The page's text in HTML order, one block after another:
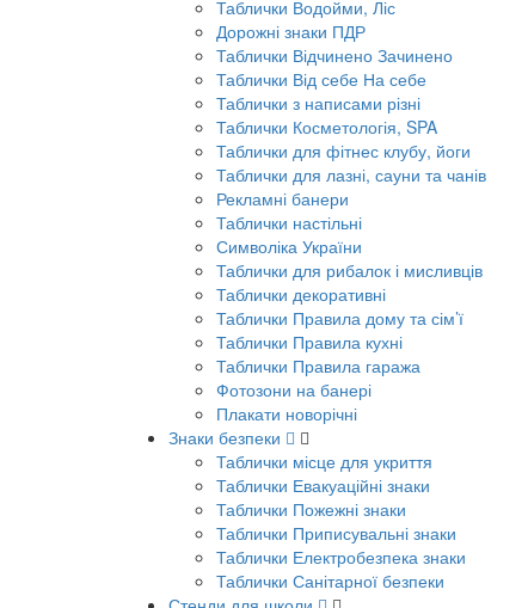
Таблички Водойми, Ліс
Дорожні знаки ПДР
Таблички Відчинено Зачинено
Таблички Від себе На себе
Таблички з написами різні
Таблички Косметологія, SPA
Таблички для фітнес клубу, йоги
Таблички для лазні, сауни та чанів
Рекламні банери
Таблички настільні
Символіка України
Таблички для рибалок і мисливців
Таблички декоративні
Таблички Правила дому та сім’ї
Таблички Правила кухні
Таблички Правила гаража
Фотозони на банері
Плакати новорічні
Знаки безпеки
Таблички місце для укриття
Таблички Евакуаційні знаки
Таблички Пожежні знаки
Таблички Приписувальні знаки
Таблички Електробезпека знаки
Таблички Санітарної безпеки